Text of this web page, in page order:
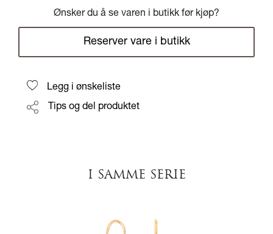
Ønsker du å se varen i butikk før kjøp?
Reserver vare i butikk
Legg i ønskeliste
Tips og del produktet
I SAMME SERIE